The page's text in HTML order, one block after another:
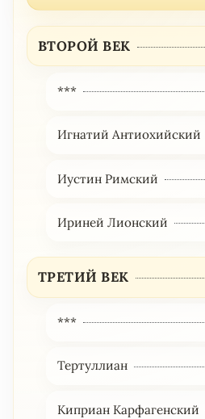
ВТОРОЙ ВЕК
***
Игнатий Антиохийский
Иустин Римский
Ириней Лионский
ТРЕТИЙ ВЕК
***
Тертуллиан
Киприан Карфагенский